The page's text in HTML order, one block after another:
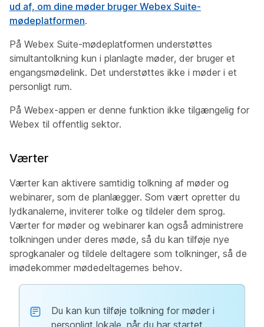
ud af, om dine møder bruger Webex Suite-
mødeplatformen.
På Webex Suite-mødeplatformen understøttes
simultantolkning kun i planlagte møder, der bruger et
engangsmødelink. Det understøttes ikke i møder i et
personligt rum.
På Webex-appen er denne funktion ikke tilgængelig for
Webex til offentlig sektor.
Værter
Værter kan aktivere samtidig tolkning af møder og
webinarer, som de planlægger. Som vært opretter du
lydkanalerne, inviterer tolke og tildeler dem sprog.
Værter for møder og webinarer kan også administrere
tolkningen under deres møde, så du kan tilføje nye
sprogkanaler og tildele deltagere som tolkninger, så de
imødekommer mødedeltagernes behov.
Du kan kun tilføje tolkning for møder i
personligt lokale, når du har startet